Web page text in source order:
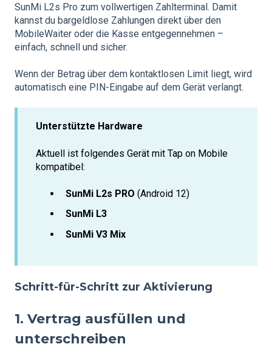
SunMi L2s Pro zum vollwertigen Zahlterminal. Damit
kannst du bargeldlose Zahlungen direkt über den
MobileWaiter oder die Kasse entgegennehmen –
einfach, schnell und sicher.
Wenn der Betrag über dem kontaktlosen Limit liegt, wird
automatisch eine PIN-Eingabe auf dem Gerät verlangt.
Unterstützte Hardware
Aktuell ist folgendes Gerät mit Tap on Mobile
kompatibel:
SunMi L2s PRO (Android 12)
SunMi L3
SunMi V3 Mix
Schritt-für-Schritt zur Aktivierung
1. Vertrag ausfüllen und
unterschreiben